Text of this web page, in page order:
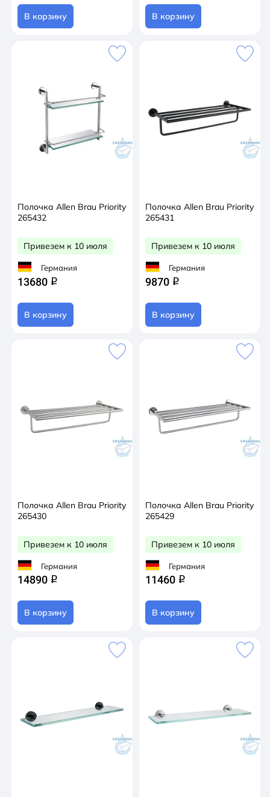
В корзину В корзину
Полочка Allen Brau Priority
265432
Привезем к 10 июля
Германия
13680 q
В корзину
Полочка Allen Brau Priority
265431
Привезем к 10 июля
Германия
9870 q
В корзину
Полочка Allen Brau Priority
265430
Привезем к 10 июля
Германия
14890 q
В корзину
Полочка Allen Brau Priority
265429
Привезем к 10 июля
Германия
11460 q
В корзину